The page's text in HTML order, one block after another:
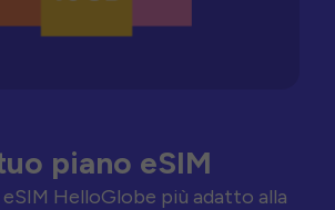
piano eSIM
HelloGlobe più adatto alla